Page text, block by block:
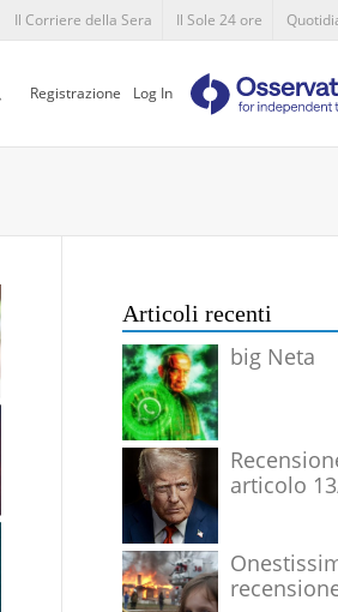
Il Corriere della Sera Il Sole 24 ore
CercaRegistrazione Log In
Articoli recenti
big Neta
articolo